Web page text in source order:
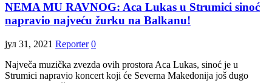
NEMA MU RAVNOG: Aca Lukas u Strumici sinoć
napravio najveću žurku na Balkanu!
јул 31, 2021 Reporter 0
Največa muzička zvezda ovih prostora Aca Lukas, sinoć je u
Strumici napravio koncert koji će Severna Makedonija još dugo